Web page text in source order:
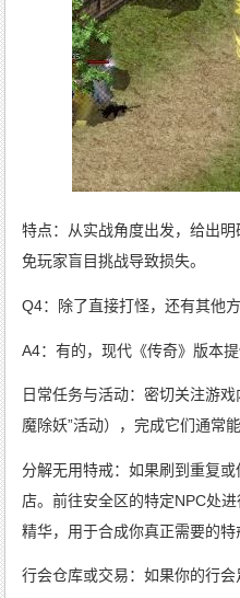
特点：从实战角度出发，给出
免玩家盲目挑战导致损失。
Q4：除了直接打怪，还有其他
A4：有的，现代《传奇》版本提
日常任务与活动：密切关注游
魔除妖”活动），完成它们通常
分解无用特戒：如果刷到重复
店。前往安全区的特定NPC处
精华，用于合成你真正需要的特
行会仓库或交易：如果你的行